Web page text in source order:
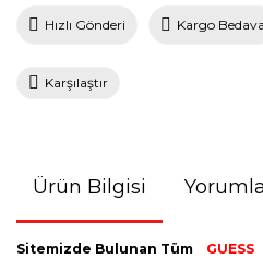
Hızlı Gönderi Kargo Bedava
Karşılaştır
Ürün Bilgisi
Sitemizde Bulunan Tüm GUESS